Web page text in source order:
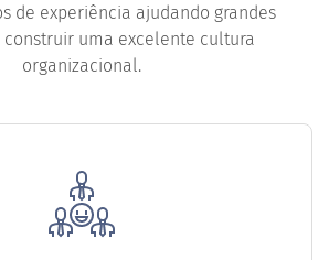
de experiência ajudando grandes
construir uma excelente cultura
organizacional.